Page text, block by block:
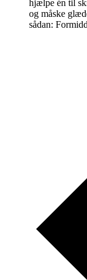
hjælpe én til
og måske
sådan: